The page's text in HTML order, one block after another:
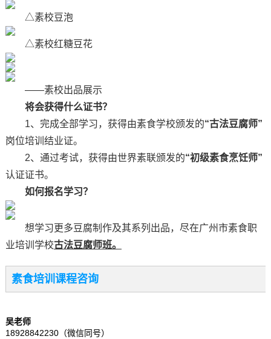
△素校豆泡
△素校红糖豆花
——素校出品展示
将会获得什么证书？
1、完成全部学习，获得由素食学校颁发的“古法豆腐师”
岗位培训结业证。
2、通过考试，获得由世界素联颁发的“初级素食烹饪师”
认证证书。
如何报名学习？
想学习更多豆腐制作及其系列出品，尽在广州市素食职
业培训学校古法豆腐师班。
素食培训课程咨询
吴老师
18928842230（微信同号）